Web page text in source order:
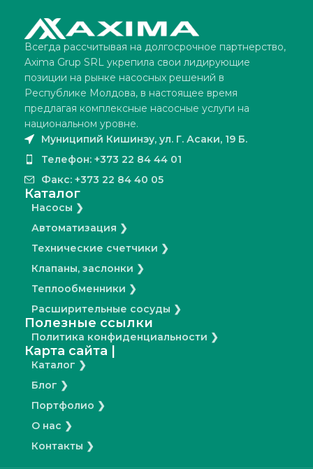
Всегда рассчитывая на долгосрочное партнерство,
Axima Grup SRL укрепила свои лидирующие
позиции на рынке насосных решений в
Республике Молдова, в настоящее время
предлагая комплексные насосные услуги на
национальном уровне.
Муниципий Кишинэу, ул. Г. Асаки, 19 Б.
Телефон: +373 22 84 44 01
Факс: +373 22 84 40 05
Каталог
Насосы ❯
Автоматизация ❯
Технические счетчики ❯
Клапаны, заслонки ❯
Теплообменники ❯
Расширительные сосуды ❯
Полезные ссылки
Политика конфиденциальности ❯
Карта сайта |
Каталог ❯
Блог ❯
Портфолио ❯
О нас ❯
Контакты ❯